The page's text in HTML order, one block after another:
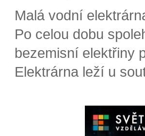
Malá vodní
Po celou dobu
bezemisní elektřiny
Elektrárna leží u